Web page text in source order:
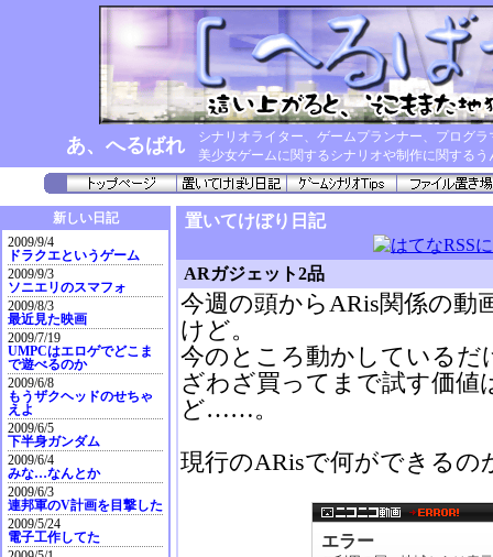
あ、へるばれ
シナリオライター、ゲームプランナー、プログ
美少女ゲームに関するシナリオや制作に関する
置いてけぼり日記
ARガジェット2品
今週の頭からARis関係の
けど。
今のところ動かしている
ざわざ買ってまで試す価
ど……。
現行のARisで何ができるの
新しい日記
2009/9/4
ドラクエというゲーム
2009/9/3
ソニエリのスマフォ
2009/8/3
最近見た映画
2009/7/19
UMPCはエロゲでどこま
で遊べるのか
2009/6/8
もうザクヘッドのせちゃ
えよ
2009/6/5
下半身ガンダム
2009/6/4
みな…なんとか
2009/6/3
連邦軍のV計画を目撃した
2009/5/24
電子工作してた